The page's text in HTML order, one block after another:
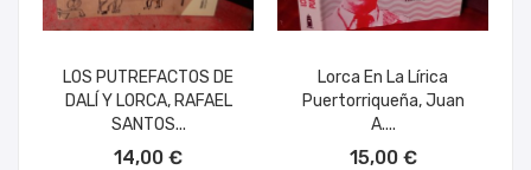
LOS PUTREFACTOS DE
DALÍ Y LORCA, RAFAEL
SANTOS...
14,00 €
Lorca En La Lírica
Puertorriqueña, Juan
A....
15,00 €